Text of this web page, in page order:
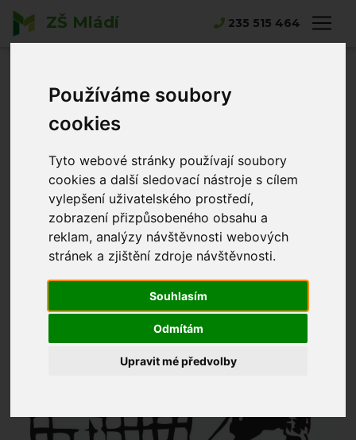
Používáme soubory
cookies
Tyto webové stránky používají soubory
cookies a další sledovací nástroje s cílem
vylepšení uživatelského prostředí,
zobrazení přizpůsobeného obsahu a
reklam, analýzy návštěvnosti webových
stránek a zjištění zdroje návštěvnosti.
Souhlasím
Odmítám
Upravit mé předvolby
ZŠ Mládí 235 515 464
Hlavní strana
Novinky
Turnaj v
nohejbale -2.
místo
Alena Merhautová 15.05.2026